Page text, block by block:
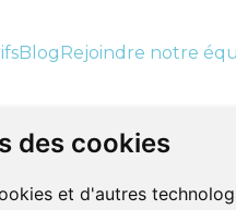
des cookies
et d'autres
BlogRejoindre notre